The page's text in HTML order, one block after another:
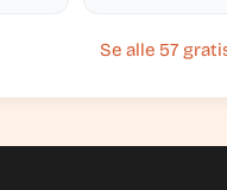
Se alle 57